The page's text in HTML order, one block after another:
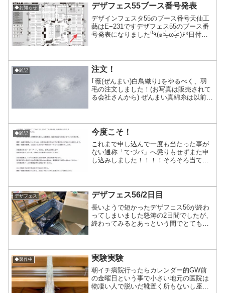
◆お知らせ デザフェス55ブース番号発表
デザインフェスタ55のブース番号天仙工
藝はE−231ですデザフェス55のブース番
号発表になりました‎⁽⁽٩(๑˃̶͈̀ ω ˂̶͈́)۶⁾⁾日付：5
◆雑記 注文！
｢薇(ぜんまい)白鳥織り｣をやるべく、羽
毛の注文しました！(お写真は販売されて
る会社さんから) ぜんまい真綿糸は以前入
これが全部揃ってからの製作計画がスタ
ートするの...
◆雑記 今度こそ！
これまで申し込んで一度も当たった事が
ない通称「てづバ」へ懲りもせずまた申
し込みしました！！！！そろそろ当てて
『てづバ』は出さないの？？」私「夏の
開催以外は申し込んでるんで...
デザフェス デザフェス56/2日目
長いようで短かったデザフェス56が終わ
ってしまいました怒涛の2日間でしたが、
終わってみるとあっという間でとても楽
から撤収作業に入り19時過ぎてすぐ退場
ワルダーさ...
◆製作中 実験実験
朝イチ病院行ったらカレンダー的GW前
の金曜日という事で小さい地元の医院は
物凄い人で脱いだ靴置く所もないし座席